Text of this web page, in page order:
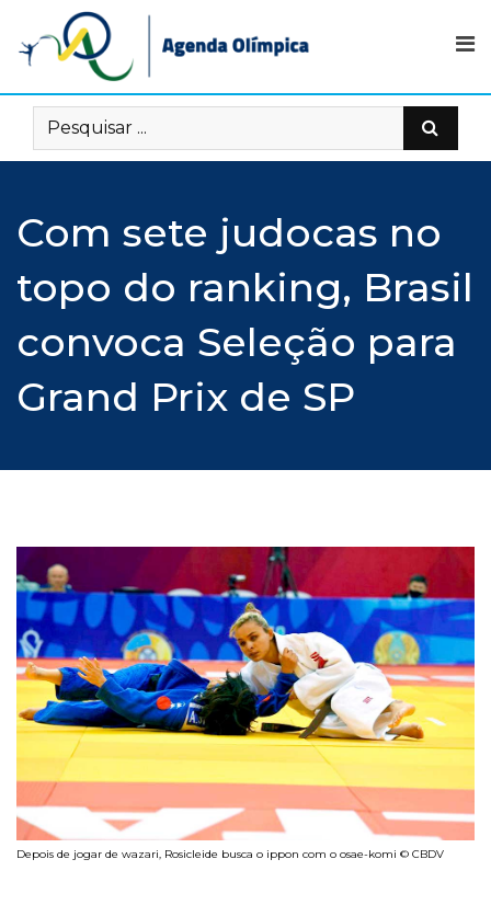
content
Com sete judocas no
topo do ranking, Brasil
convoca Seleção para
Grand Prix de SP
Depois de jogar de wazari, Rosicleide busca o ippon com o osae-komi © CBDV